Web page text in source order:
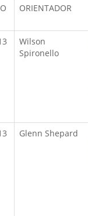
ORIENTADOR
Wilson
Spironello
Glenn Shepard